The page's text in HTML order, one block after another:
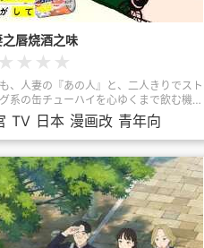
之唇烧酒之味
★ ★ ★ ★
、人妻の『あの人』と、二人きりでスト
系の缶チューハイを心ゆくまで飲む機会
たら...自堕落な生活を送る大学生のツヨ
向きになろうと手を伸ばした先には缶チ
イ。そんなツヨシの前に訳アリで魅力的
が現れ、一緒にお酒を酌み交わす。だん
近づく二人の距離。触れ合う肌と肌。そし
起きないわけがなく...「人妻メストロン
チューハイ」が織りなす、背徳のオムニ
TV 日本 漫画改 青年向